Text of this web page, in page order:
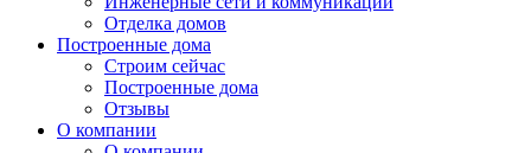
Отделка домов
Построенные дома
Строим сейчас
Построенные дома
Отзывы
О компании